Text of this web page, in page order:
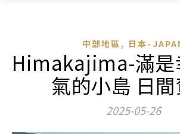
中部地區, 日本-
Himakajima-滿是
氣的小島 日
2025-05-26